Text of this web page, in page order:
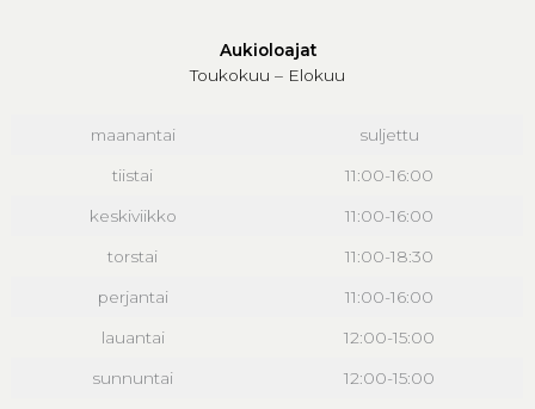
Aukioloajat
Toukokuu – Elokuu
maanantai suljettu
tiistai 11:00-16:00
keskiviikko 11:00-16:00
torstai 11:00-18:30
perjantai 11:00-16:00
lauantai 12:00-15:00
sunnuntai 12:00-15:00